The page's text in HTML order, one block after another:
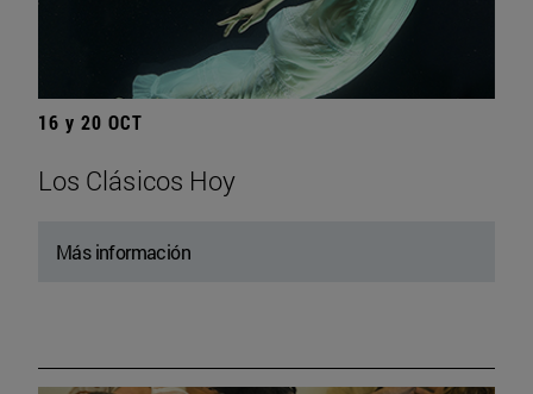
16 y 20 OCT
Los Clásicos Hoy
Más información